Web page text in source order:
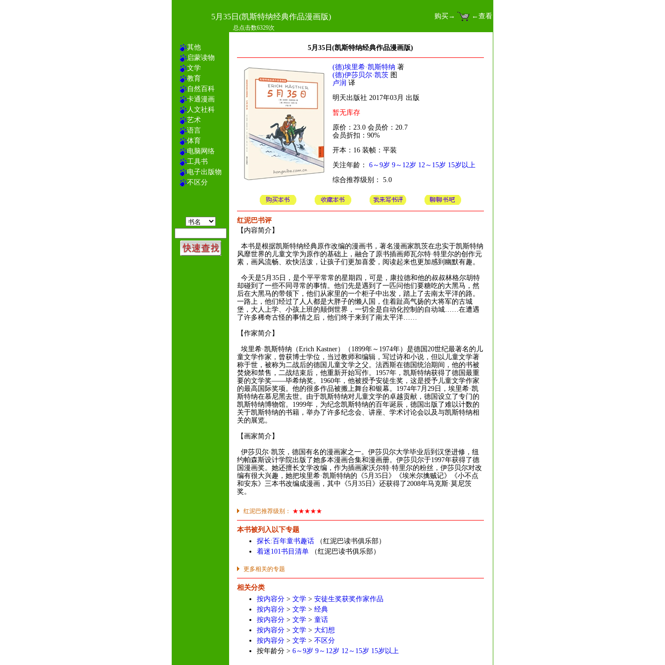
5月35日(凯斯特纳经典作品漫画版) 购买→ ←查看
总点击数6329次
其他
启蒙读物
文学
教育
自然百科
卡通漫画
人文社科
艺术
语言
体育
电脑网络
工具书
电子出版物
不区分
5月35日(凯斯特纳经典作品漫画版)
(德)埃里希·凯斯特纳 著
(德)伊莎贝尔·凯茨 图
卢润 译
明天出版社 2017年03月 出版
暂无库存
原价：23.0 会员价：20.7
会员折扣：90%
开本：16 装帧：平装
关注年龄： 6～9岁 9～12岁 12～15岁 15岁以上
综合推荐级别： 5.0
红泥巴书评
【内容简介】
本书是根据凯斯特纳经典原作改编的漫画书，著名漫画家凯茨在忠实于凯斯特纳
风靡世界的儿童文学为原作的基础上，融合了原书插画师瓦尔特·特里尔的创作元
素，画风流畅、欢快活泼，让孩子们更加喜爱，阅读起来也更加感到幽默有趣。
今天是5月35日，是个平平常常的星期四，可是，康拉德和他的叔叔林格尔胡特
却碰到了一些不同寻常的事情。他们先是遇到了一匹问他们要糖吃的大黑马，然
后在大黑马的带领下，他们从家里的一个柜子中出发，踏上了去南太平洋的路。
一路上，他们经过了人人都是大胖子的懒人国，住着趾高气扬的大将军的古城
堡，大人上学、小孩上班的颠倒世界，一切全是自动化控制的自动城……在遭遇
了许多稀奇古怪的事情之后，他们终于来到了南太平洋……
【作家简介】
埃里希·凯斯特纳（Erich Kastner）（1899年～1974年）是德国20世纪最著名的儿
童文学作家，曾获博士学位，当过教师和编辑，写过诗和小说，但以儿童文学著
称于世，被称为二战后的德国儿童文学之父。法西斯在德国统治期间，他的书被
焚烧和禁售，二战结束后，他重新开始写作。1957年，凯斯特纳获得了德国最重
要的文学奖——毕希纳奖。1960年，他被授予安徒生奖，这是授予儿童文学作家
的最高国际奖项。他的很多作品被搬上舞台和银幕。1974年7月29日，埃里希·凯
斯特纳在慕尼黑去世。由于凯斯特纳对儿童文学的卓越贡献，德国设立了专门的
凯斯特纳博物馆。1999年，为纪念凯斯特纳的百年诞辰，德国出版了难以计数的
关于凯斯特纳的书籍，举办了许多纪念会、讲座、学术讨论会以及与凯斯特纳相
关的展览。
【画家简介】
伊莎贝尔·凯茨，德国有名的漫画家之一。伊莎贝尔大学毕业后到汉堡进修，纽
约帕森斯设计学院出版了她多本漫画合集和漫画册。伊莎贝尔于1997年获得了德
国漫画奖。她还擅长文学改编，作为插画家沃尔特·特里尔的粉丝，伊莎贝尔对改
编有很大兴趣，她把埃里希·凯斯特纳的《5月35日》《埃米尔擒贼记》《小不点
和安东》三本书改编成漫画，其中《5月35日》还获得了2008年马克斯·莫尼茨
奖。
红泥巴推荐级别： ★★★★★
本书被列入以下专题
探长:百年童书趣话 （红泥巴读书俱乐部）
着迷101书目清单 （红泥巴读书俱乐部）
更多相关的专题
相关分类
按内容分 > 文学 > 安徒生奖获奖作家作品
按内容分 > 文学 > 经典
按内容分 > 文学 > 童话
按内容分 > 文学 > 大幻想
按内容分 > 文学 > 不区分
按年龄分 > 6～9岁 9～12岁 12～15岁 15岁以上